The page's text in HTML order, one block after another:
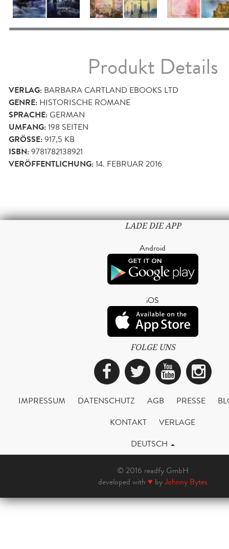
Produkt Details
VERLAG: BARBARA CARTLAND EBOOKS LTD
GENRE: HISTORISCHE ROMANE
SPRACHE:GERMAN
UMFANG:198 SEITEN
GRÖSSE: 917,5 KB
ISBN:9781782138921
VERÖFFENTLICHUNG:14. FEBRUAR 2016
LADE DIE APP
Android
iOS
FOLGE UNS
Facebook
Twitter
IMPRESSUM DATENSCHUTZ AGB PRESSE
KONTAKT
VERLAGE
DEUTSCH
© 2016 readfy GmbH
developed with ♥ byJohnny Bytes